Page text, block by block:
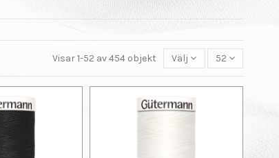
Visar 1-52 av 454 objekt Välj 52